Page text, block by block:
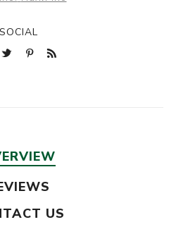
SOCIAL
US